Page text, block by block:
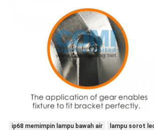
ip68 memimpin lampu bawah air
lampu sorot